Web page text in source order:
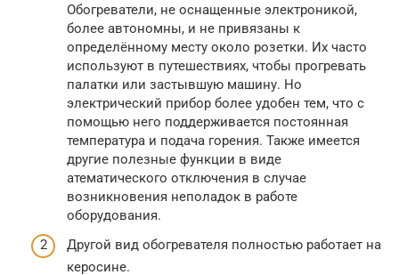
Обогреватели, не оснащенные электроникой,
более автономны, и не привязаны к
определённому месту около розетки. Их часто
используют в путешествиях, чтобы прогревать
палатки или застывшую машину. Но
электрический прибор более удобен тем, что с
помощью него поддерживается постоянная
температура и подача горения. Также имеется
другие полезные функции в виде
атематического отключения в случае
возникновения неполадок в работе
оборудования.
Другой вид обогревателя полностью работает на
керосине.